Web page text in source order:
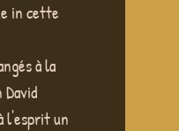
in cette
à la
l'esprit un